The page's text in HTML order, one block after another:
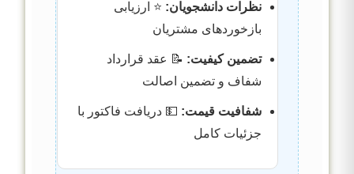
نظرات دانشجویان: ⭐ ارزیابی
بازخوردهای مشتریان
تضمین کیفیت: 📝 عقد قرارداد
شفاف و تضمین اصالت
شفافیت قیمت: 💵 دریافت فاکتور با
جزئیات کامل